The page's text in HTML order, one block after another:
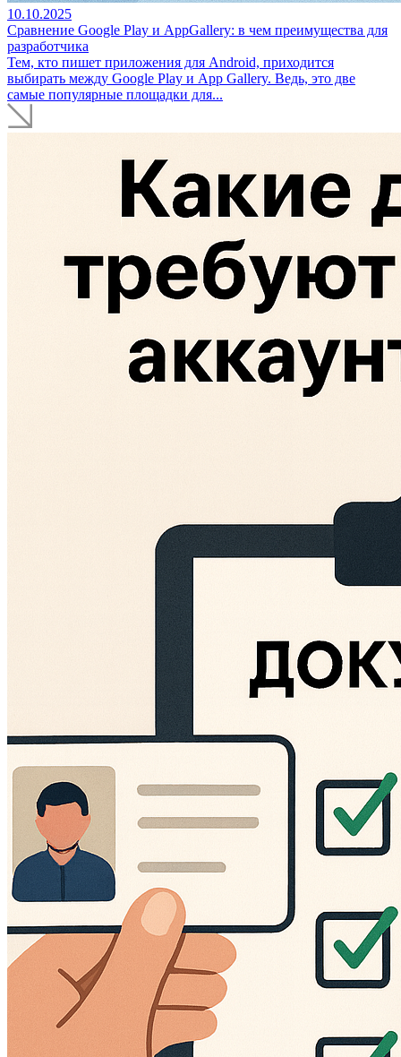
10.10.2025
Сравнение Google Play и AppGallery: в чем преимущества для
разработчика
Тем, кто пишет приложения для Android, приходится
выбирать между Google Play и App Gallery. Ведь, это две
самые популярные площадки для...